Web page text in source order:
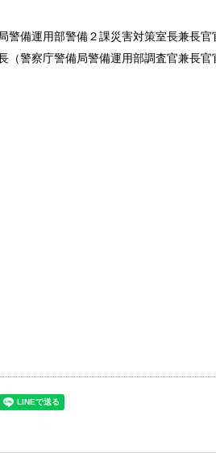
警備運用部警備２課災害対策室長兼長官
（警察庁警備局警備運用部調査官兼長官